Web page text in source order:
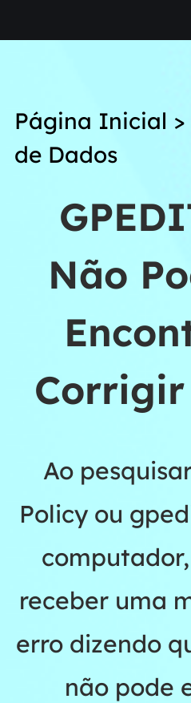
Página Inicial >
de Dados
Não
Ao
Policy ou
receber uma
erro dizendo
não pode